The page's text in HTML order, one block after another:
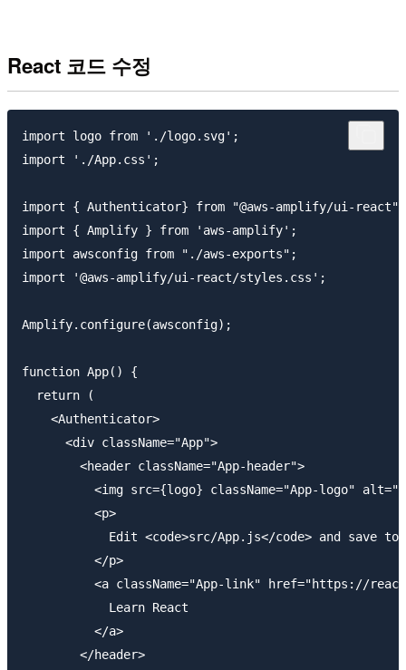
React 코드 수정
import logo from './logo.svg';
import './App.css';
import { Authenticator} from "@aws-amplify/ui-react";
import { Amplify } from 'aws-amplify';
import awsconfig from "./aws-exports";
import '@aws-amplify/ui-react/styles.css';
Amplify.configure(awsconfig);
function App() {
  return (
    <Authenticator>
      <div className="App">
        <header className="App-header">
<img src={logo} className="App-logo"
          <p>
Edit <code>src/App.js</code> and save to
          </p>
<a className="App-link" href="https://
            Learn React
          </a>
        </header>